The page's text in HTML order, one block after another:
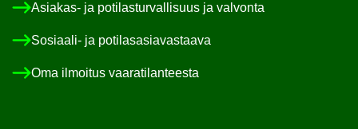
Asiakas-​ ja po­ti­las­tur­val­li­suus ja val­von­ta
Sosiaali-​ ja po­ti­las­asia­vas­taa­va
Oma il­moi­tus vaa­ra­ti­lan­tees­ta